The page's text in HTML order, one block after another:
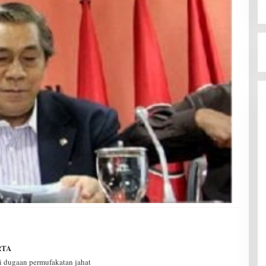
permufakatan jahat